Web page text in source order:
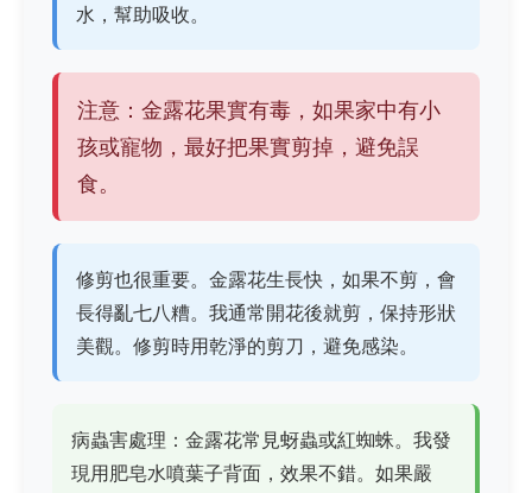
水，幫助吸收。
注意：金露花果實有毒，如果家中有小
孩或寵物，最好把果實剪掉，避免誤
食。
修剪也很重要。金露花生長快，如果不剪，會
長得亂七八糟。我通常開花後就剪，保持形狀
美觀。修剪時用乾淨的剪刀，避免感染。
病蟲害處理：金露花常見蚜蟲或紅蜘蛛。我發
現用肥皂水噴葉子背面，效果不錯。如果嚴